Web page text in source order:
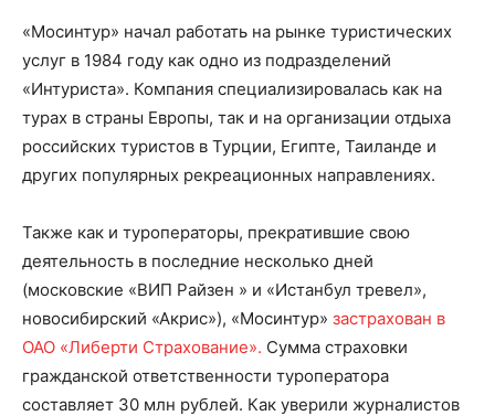
«Мосинтур» начал работать на рынке туристических
услуг в 1984 году как одно из подразделений
«Интуриста». Компания специализировалась как на
турах в страны Европы, так и на организации отдыха
российских туристов в Турции, Египте, Таиланде и
других популярных рекреационных направлениях.
Также как и туроператоры, прекратившие свою
деятельность в последние несколько дней
(московские «ВИП Райзен » и «Истанбул тревел»,
новосибирский «Акрис»), «Мосинтур» застрахован в
ОАО «Либерти Страхование». Сумма страховки
гражданской ответственности туроператора
составляет 30 млн рублей. Как уверили журналистов